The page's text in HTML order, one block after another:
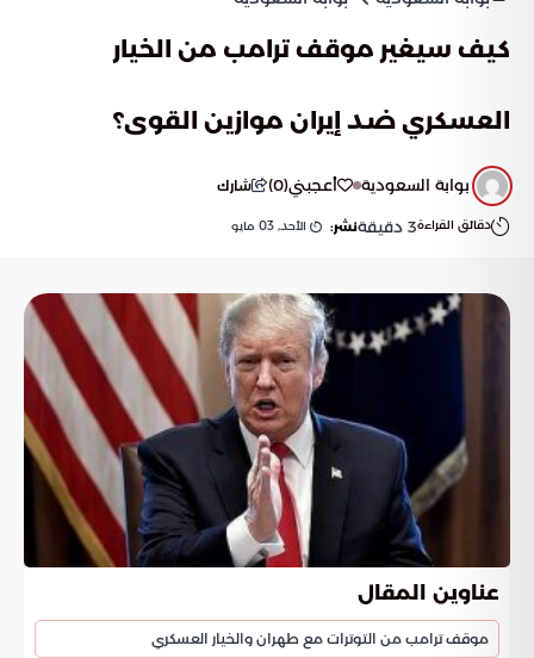
كيف سيغير موقف ترامب من الخيار
العسكري ضد إيران موازين القوى؟
بوابة السعودية أعجبني(
0
) شارك
دقائق القراءة3 دقيقةنشر: الأحد, 03 مايو
عناوين المقال
موقف ترامب من التوترات مع طهران والخيار العسكري